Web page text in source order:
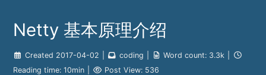
Netty 基本原理介绍
Created 2017-04-02 coding Word count: 3.3k
Reading time: 10min Post View: 536